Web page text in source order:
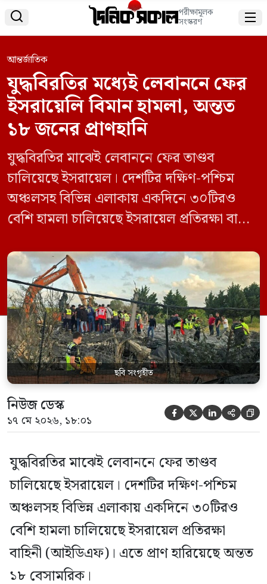
 পরীক্ষামূলক
সংস্করণ 
আন্তর্জাতিক
যুদ্ধবিরতির মধ্যেই লেবাননে ফের
ইসরায়েলি বিমান হামলা, অন্তত
১৮ জনের প্রাণহানি
যুদ্ধবিরতির মাঝেই লেবাননে ফের তাণ্ডব
চালিয়েছে ইসরায়েল। দেশটির দক্ষিণ-পশ্চিম
অঞ্চলসহ বিভিন্ন এলাকায় একদিনে ৩০টিরও
বেশি হামলা চালিয়েছে ইসরায়েল প্রতিরক্ষা বাহিনী
বেসামরিক। আল মানসুরি এলাকার কয়েকটি
শহরে একযোগে গোলাবর্ষণ করেছে আইডিএফ।
পূর্ব নাবতিয়েহ, ইহমোর, আরনুনসহ বেশ
কয়েকটি স্থানে চালানো হয়েছে বিমান ও ড্রোন
হামলা। ইসরায়েলের জোরপূর্বক উচ্ছেদের
নির্দেশে দক্ষিণ লেবাননের […]
ছবি সংগৃহীত
নিউজ ডেস্ক
১৭ মে ২০২৬, ১৮:০১     
যুদ্ধবিরতির মাঝেই লেবাননে ফের তাণ্ডব
চালিয়েছে ইসরায়েল। দেশটির দক্ষিণ-পশ্চিম
অঞ্চলসহ বিভিন্ন এলাকায় একদিনে ৩০টিরও
বেশি হামলা চালিয়েছে ইসরায়েল প্রতিরক্ষা
বাহিনী (আইডিএফ)। এতে প্রাণ হারিয়েছে অন্তত
১৮ বেসামরিক।